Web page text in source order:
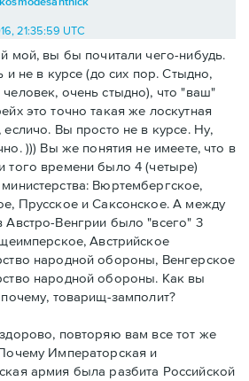
21:35:59 UTC
мой, вы бы почитали чего-нибудь.
и не в курсе (до сих пор. Стыдно,
очень стыдно), что "ваш"
это точно такая же лоскутная
есличо. Вы просто не в курсе. Ну,
))) Вы же понятия не имеете, что в
того времени было 4 (четыре)
Вюртембергское,
Прусское и Саксонское. А между
Австро-Венгрии было "всего" 3
Австрийское
народной обороны, Венгерское
народной обороны. Как вы
товарищ-замполит?
повторяю вам все тот же
Императорская и
армия была разбита Российской